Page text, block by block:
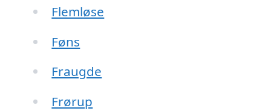
Flemløse
Føns
Fraugde
Frørup